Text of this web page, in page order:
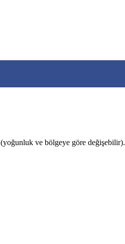
(yoğunluk ve bölgeye göre değişebilir).